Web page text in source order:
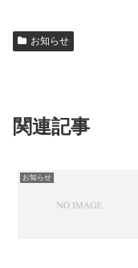
お知らせ
関連記事
お知らせ